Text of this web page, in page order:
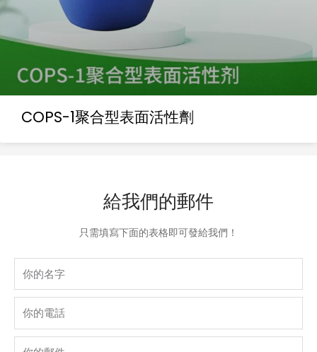
COPS-1聚合型表面活性劑
給我們的郵件
只需填寫下面的表格即可發給我們！